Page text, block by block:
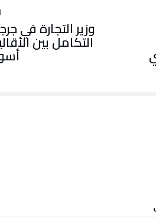
وزير التجارة في
التكامل بين